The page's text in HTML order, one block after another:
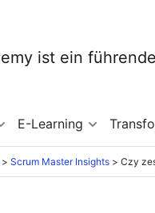
E-Learning
Scrum Master Insights